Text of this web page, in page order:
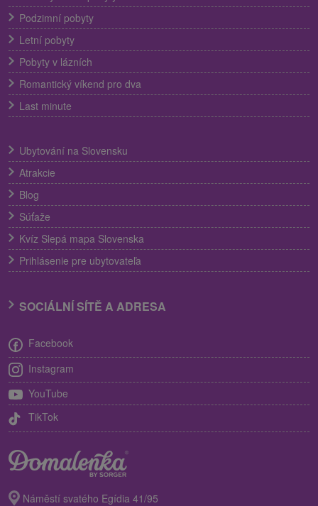
Podzimní pobyty
Letní pobyty
Pobyty v lázních
Romantický víkend pro dva
Last minute
Ubytování na Slovensku
Atrakcie
Blog
Súťaže
Kvíz Slepá mapa Slovenska
Prihlásenie pre ubytovateľa
SOCIÁLNÍ SÍTĚ A ADRESA
Facebook
Instagram
YouTube
TikTok
Náměstí svatého Egídia 41/95